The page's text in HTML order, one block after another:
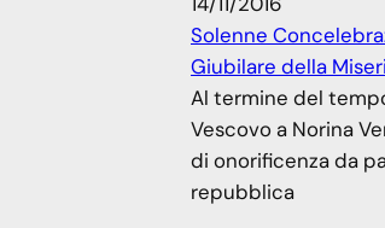
Solenne
Giubilare della
Al termine del
Vescovo a Norina
di onorificenza da
repubblica